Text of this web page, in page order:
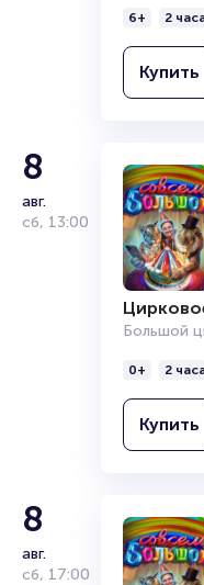
6+ 2
Купить
8
авг.
сб, 13:00
Большой
0+ 2
Купить
8
авг.
сб, 17:00